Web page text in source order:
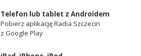
Telefon lub tablet z Androidem
Pobierz aplikację Radia Szczecin
z Google Play